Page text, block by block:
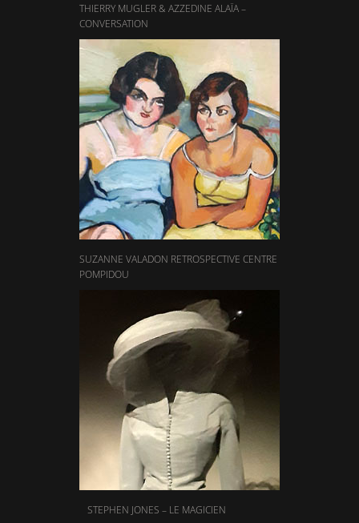
THIERRY MUGLER & AZZEDINE ALAÏA –
CONVERSATION
SUZANNE VALADON RETROSPECTIVE CENTRE
POMPIDOU
STEPHEN JONES – LE MAGICIEN